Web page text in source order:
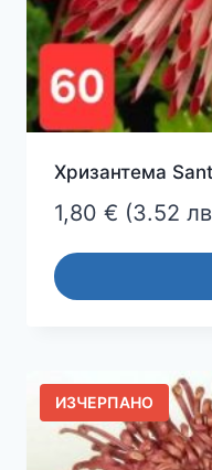
Хризантема
1,80 € (3.52
ИЗЧЕРПАНО